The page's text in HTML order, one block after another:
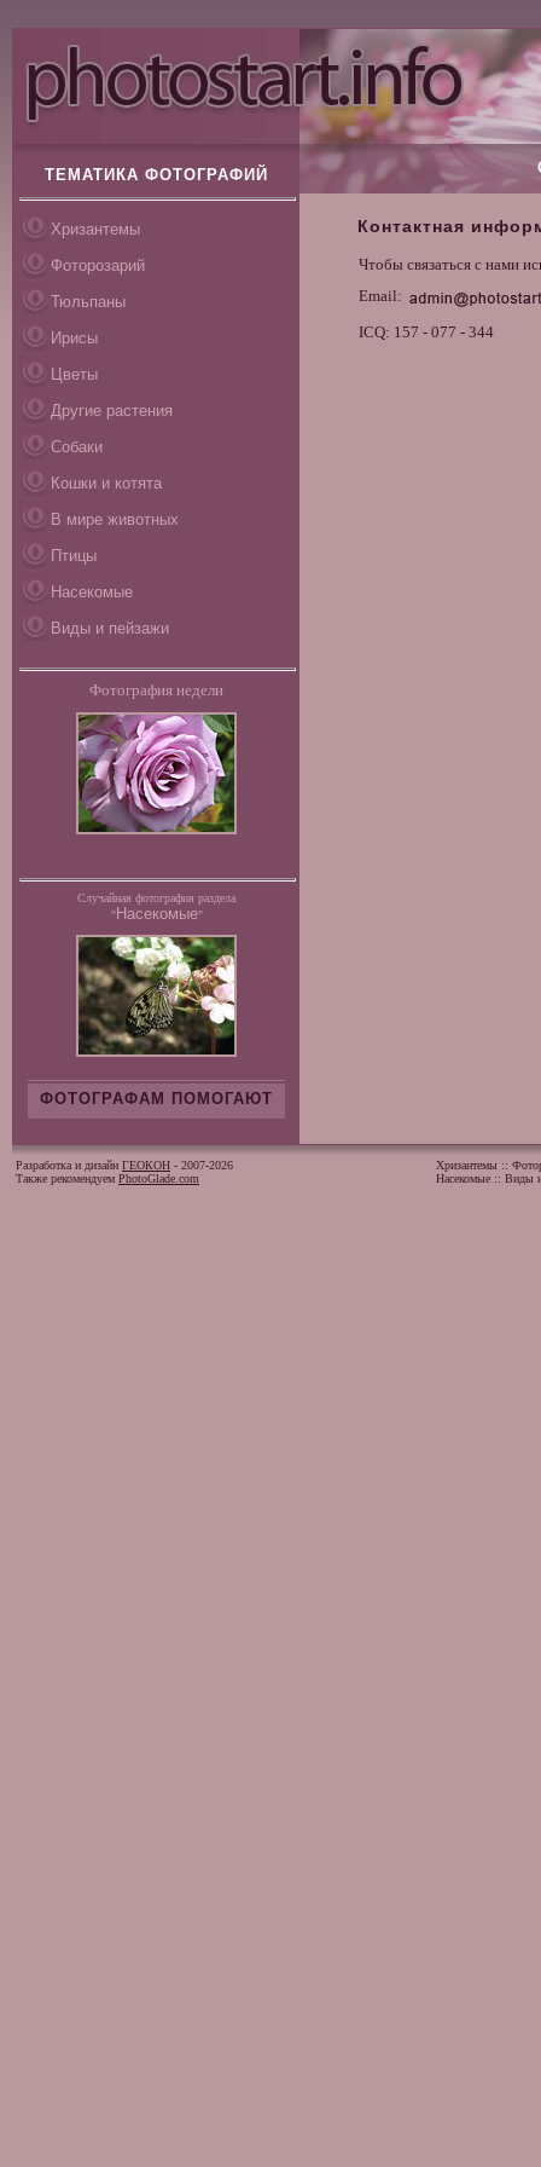
ТЕМАТИКА ФОТОГРАФИЙ
Хризантемы
Фоторозарий
Тюльпаны
Ирисы
Цветы
Другие растения
Собаки
Кошки и котята
В мире животных
Птицы
Насекомые
Виды и пейзажи
Фотография недели
Случайная фотография раздела
"Насекомые"
ФОТОГРАФАМ ПОМОГАЮТ
Контактная
Чтобы связаться с нами
Email:
ICQ: 157 - 077 - 344
Разработка и дизайн ГЕОКОН - 2007-2026
Также рекомендуем PhotoGlade.com
Хризантемы ::
Насекомые :: Виды